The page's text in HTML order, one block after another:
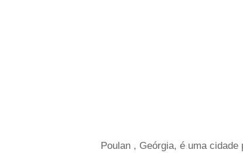
Poulan , Geórgia, é uma